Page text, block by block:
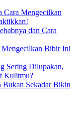
Cara Mengecilkan
dan Cara
Mengecilkan Bibir Ini
Sering Dilupakan,
Kulitmu?
Bukan Sekadar Bikin